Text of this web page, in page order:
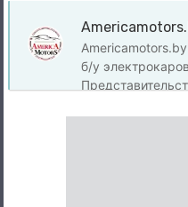
б/у